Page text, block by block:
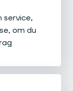
service,
om du